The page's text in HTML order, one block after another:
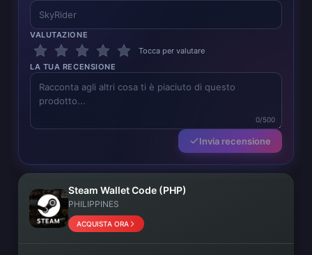
VALUTAZIONE
Tocca per valutare
LA TUA RECENSIONE
0/500
Invia recensione
Steam Wallet Code (PHP)
PHILIPPINES
ACQUISTA ORA